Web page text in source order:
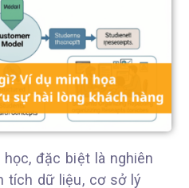
đặc biệt là nghiên
tích dữ liệu, cơ sở lý